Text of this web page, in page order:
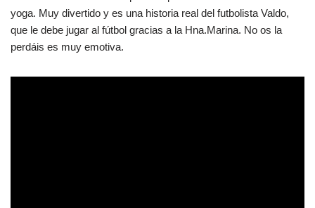
yoga. Muy divertido y es una historia real del futbolista Valdo,
que le debe jugar al fútbol gracias a la Hna.Marina. No os la
perdáis es muy emotiva.